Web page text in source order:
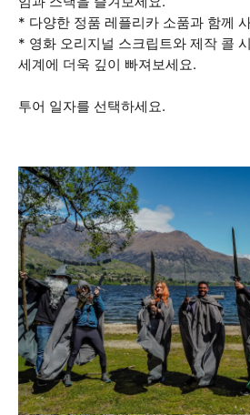
* 다양한 정품 레플리카 소품과 함께
* 영화 오리지널 스크립트와 제작 콜
세계에 더욱 깊이 빠져보세요.
투어 일자를 선택하세요.